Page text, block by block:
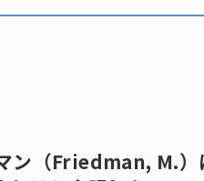
ン（Friedman, M.）